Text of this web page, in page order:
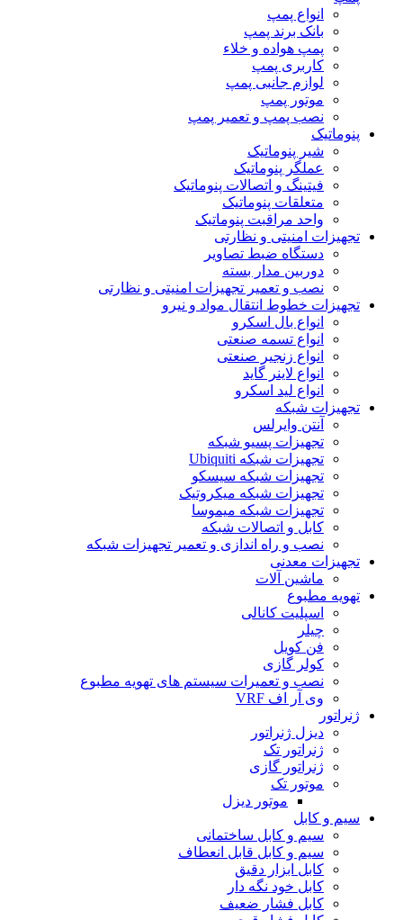
انواع پمپ
بانک برند پمپ
پمپ هواده و خلاء
کاربری پمپ
لوازم جانبی پمپ
موتور پمپ
نصب پمپ و تعمیر پمپ
پنوماتیک
شیر پنوماتیک
عملگر پنوماتیک
فیتینگ و اتصالات پنوماتیک
متعلقات پنوماتیک
واحد مراقبت پنوماتیک
تجهیزات امنیتی و نظارتی
دستگاه ضبط تصاویر
دوربین مدار بسته
نصب و تعمیر تجهیزات امنیتی و نظارتی
تجهیزات خطوط انتقال مواد و نیرو
انواع بال اسکرو
انواع تسمه صنعتی
انواع زنجیر صنعتی
انواع لاینر گاید
انواع لید اسکرو
تجهیزات شبکه
آنتن وایرلس
تجهیزات پسیو شبکه
تجهیزات شبکه Ubiquiti
تجهیزات شبکه سیسکو
تجهیزات شبکه میکروتیک
تجهیزات شبکه میموسا
کابل و اتصالات شبکه
نصب و راه اندازی و تعمیر تجهیزات شبکه
تجهیزات معدنی
ماشین آلات
تهویه مطبوع
اسپلیت کانالی
چیلر
فن کویل
کولر گازی
نصب و تعمیرات سیستم های تهویه مطبوع
وی آر اف VRF
ژنراتور
دیزل ژنراتور
ژنراتور تک
ژنراتور گازی
موتور تک
موتور دیزل
سیم و کابل
سیم و کابل ساختمانی
سیم و کابل قابل انعطاف
کابل ابزار دقیق
کابل خود نگه دار
کابل فشار ضعیف